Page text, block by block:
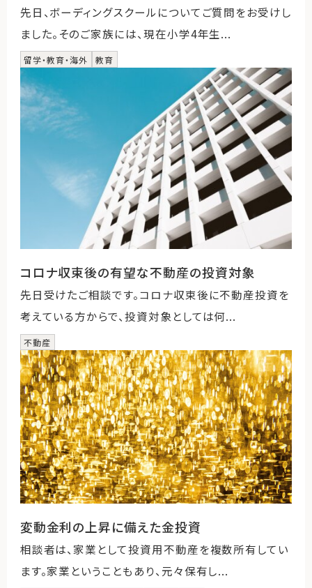
先日、ボーディングスクールについてご質問をお受けし
ました。そのご家族には、現在小学4年生...
留学・教育・海外 教育
コロナ収束後の有望な不動産の投資対象
先日受けたご相談です。コロナ収束後に不動産投資を
考えている方からで、投資対象としては何...
不動産
変動金利の上昇に備えた金投資
相談者は、家業として投資用不動産を複数所有してい
ます。家業ということもあり、元々保有し...